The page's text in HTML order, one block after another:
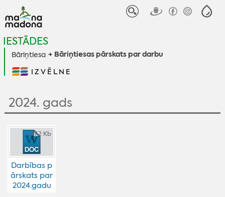
IESTĀDES
Bāriņtiesa Bāriņtiesas pārskats par darbu
IZVĒLNE
2024. gads
47.2 Kb
Darbības p
ārskats par
2024.gadu